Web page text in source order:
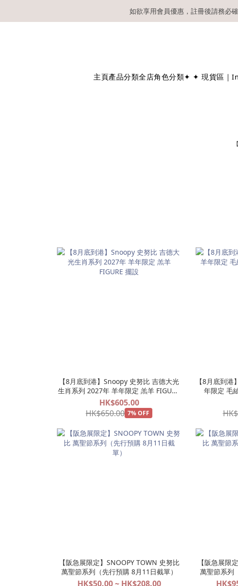
【現
如欲享用會員優惠，註冊後請務必
溫馨提示：所有順豐
【現
主頁產品分類全店角色分類✦ ✦ 現貨區｜
【8月底到港】Snoopy 史努比 吉德大光
生肖系列 2027年 羊年限定 羔羊 FIGURE
擺設
HK$605.00
HK$650.00 7% OFF
【8月底到
年限定 毛
【阪急展限定】SNOOPY TOWN 史努比
萬聖節系列（先行預購 8月11日截單）
HK$50.00 ~ HK$208.00
【阪急展限
萬聖節系列